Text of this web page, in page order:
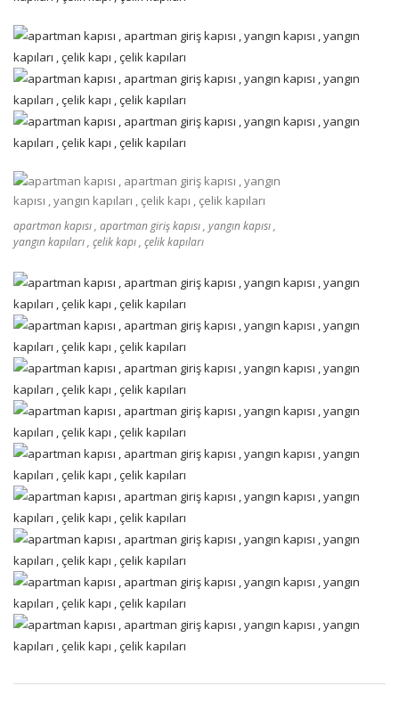
apartman kapısı , apartman giriş kapısı , yangın kapısı ,
yangın kapıları , çelik kapı , çelik kapıları